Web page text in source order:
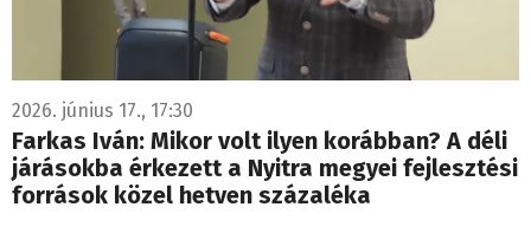
2026. június 17., 17:30
Farkas Iván: Mikor volt ilyen korábban? A déli
járásokba érkezett a Nyitra megyei fejlesztési
források közel hetven százaléka